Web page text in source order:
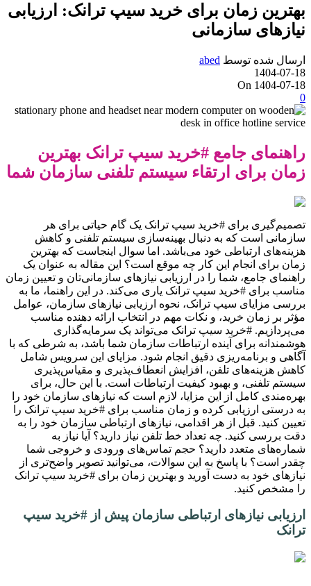
بهترین زمان برای خرید سیپ ترانک: ارزیابی
نیازهای سازمانی
ارسال شده توسط abed
1404-07-18
On 1404-07-18
0
راهنمای جامع #خرید سیپ ترانک بهترین
زمان برای ارتقاء سیستم تلفنی سازمان شما
تصمیم‌گیری برای #خرید سیپ ترانک یک گام حیاتی برای هر
سازمانی است که به دنبال بهینه‌سازی سیستم تلفنی و کاهش
هزینه‌های ارتباطی خود می‌باشد. اما سوال اینجاست که بهترین
زمان برای انجام این کار چه موقع است؟ این مقاله به عنوان یک
راهنمای جامع، شما را در ارزیابی نیازهای سازمانی‌تان و تعیین زمان
مناسب برای #خرید سیپ ترانک یاری می‌کند. در این راهنما، ما به
بررسی مزایای سیپ ترانک، نحوه ارزیابی نیازهای سازمان، عوامل
مؤثر بر زمان خرید، و نکات مهم در انتخاب ارائه دهنده مناسب
می‌پردازیم. #خرید سیپ ترانک می‌تواند یک سرمایه‌گذاری
هوشمندانه برای آینده ارتباطات سازمان شما باشد، به شرطی که با
آگاهی و برنامه‌ریزی دقیق انجام شود. مزایای این سرویس شامل
کاهش هزینه‌های تلفن، افزایش انعطاف‌پذیری و مقیاس‌پذیری
سیستم تلفنی، و بهبود کیفیت ارتباطات است. با این حال، برای
بهره‌مندی کامل از این مزایا، لازم است که نیازهای سازمان خود را
به درستی ارزیابی کرده و زمان مناسب برای #خرید سیپ ترانک را
تعیین کنید. قبل از هر اقدامی، نیازهای ارتباطی سازمان خود را به
دقت بررسی کنید. چه تعداد خط تلفن نیاز دارید؟ آیا نیاز به
شماره‌های متعدد دارید؟ حجم تماس‌های ورودی و خروجی شما
چقدر است؟ با پاسخ به این سوالات، می‌توانید تصویر واضح‌تری از
نیازهای خود به دست آورید و بهترین زمان برای #خرید سیپ ترانک
را مشخص کنید.
ارزیابی نیازهای ارتباطی سازمان پیش از #خرید سیپ
ترانک